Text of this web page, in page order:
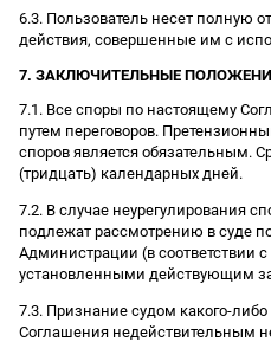
6.3. Пользователь несет полную
действия, совершенные им с
7. ЗАКЛЮЧИТЕЛЬНЫЕ
7.1. Все споры по настоящему
путем переговоров.
споров является обязательным.
(тридцать) календарных дней.
7.2. В случае неурегулирования
подлежат рассмотрению в суде
Администрации (в соответствии
установленными действующим
7.3. Признание судом какого-
Соглашения недействительным